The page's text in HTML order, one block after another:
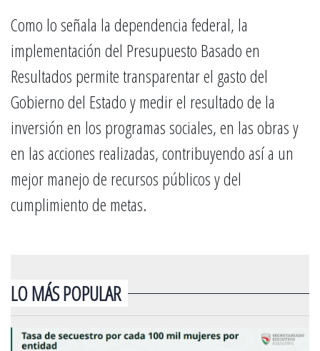
Como lo señala la dependencia federal, la
implementación del Presupuesto Basado en
Resultados permite transparentar el gasto del
Gobierno del Estado y medir el resultado de la
inversión en los programas sociales, en las obras y
en las acciones realizadas, contribuyendo así a un
mejor manejo de recursos públicos y del
cumplimiento de metas.
LO MÁS POPULAR